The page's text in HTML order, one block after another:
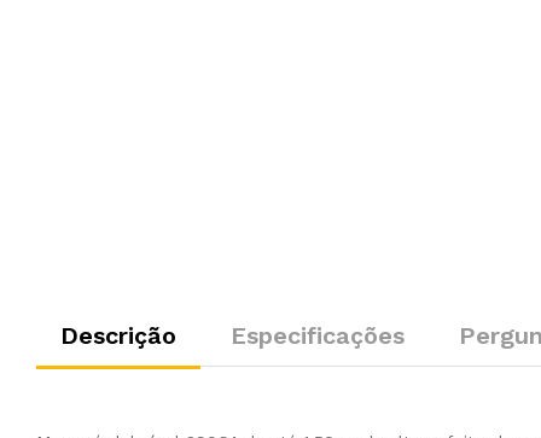
Descrição Especificações